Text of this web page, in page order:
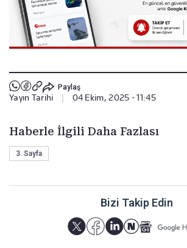
Paylaş
Yayın Tarihi 04 Ekim, 2025 - 11:45
Haberle İlgili Daha Fazlası
3. Sayfa
Bizi Takip Edin